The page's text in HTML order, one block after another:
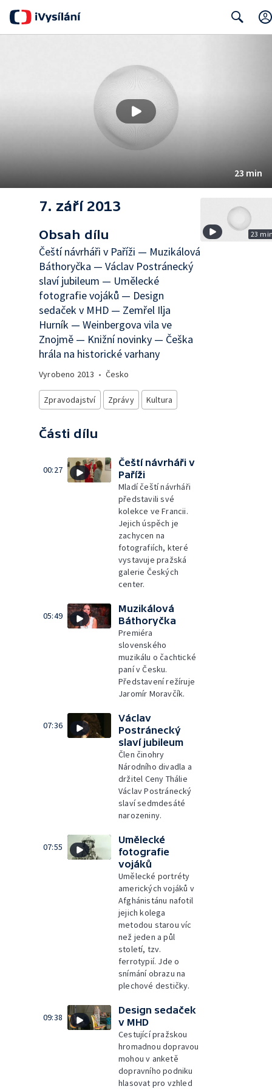
23 min
7. září 2013
Obsah dílu
Čeští návrháři v Paříži — Muzikálová
Báthoryčka — Václav Postránecký
slaví jubileum — Umělecké
fotografie vojáků — Design
sedaček v MHD — Zemřel Ilja
Hurník — Weinbergova vila ve
Znojmě — Knižní novinky — Češka
hrála na historické varhany
Vyrobeno 2013 • Česko
Zpravodajství Zprávy Kultura
Části dílu
00:27
Čeští návrháři v
Paříži
Mladí čeští návrháři
představili své
kolekce ve Francii.
Jejich úspěch je
zachycen na
fotografiích, které
vystavuje pražská
galerie Českých
center.
05:49
Muzikálová
Báthoryčka
Premiéra
slovenského
muzikálu o čachtické
paní v Česku.
Představení režíruje
Jaromír Moravčík.
07:36
Václav
Postránecký
slaví jubileum
Člen činohry
Národního divadla a
držitel Ceny Thálie
Václav Postránecký
slaví sedmdesáté
narozeniny.
07:55
Umělecké
fotografie
vojáků
Umělecké portréty
amerických vojáků v
Afghánistánu nafotil
jejich kolega
metodou starou víc
než jeden a půl
století, tzv.
ferrotypií. Jde o
snímání obrazu na
plechové destičky.
09:38
Design sedaček
v MHD
Cestující pražskou
hromadnou dopravou
mohou v anketě
dopravního podniku
hlasovat pro vzhled
23